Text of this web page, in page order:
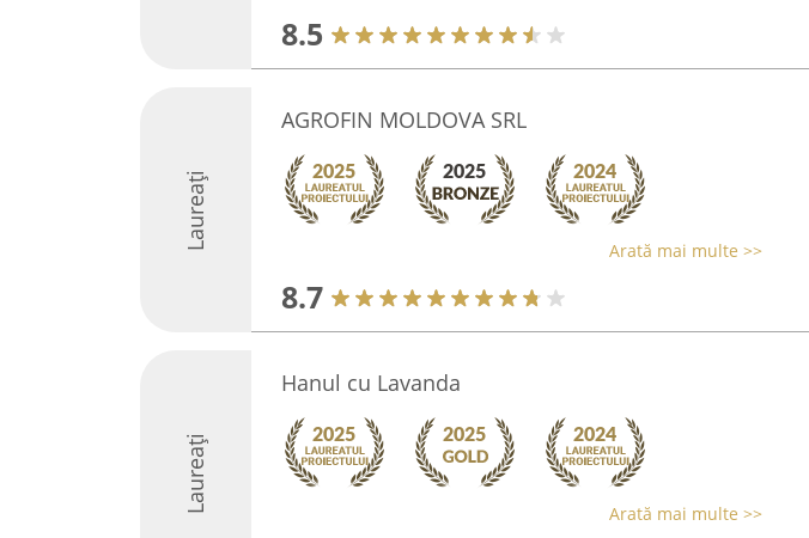
8.5
Laureați
AGROFIN MOLDOVA SRL
Arată mai multe >>
8.7
Laureați
Hanul cu Lavanda
Arată mai multe >>